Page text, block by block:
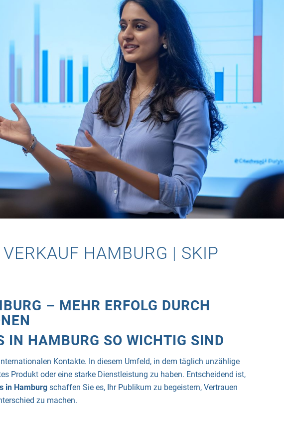
HAMBURG | SKIP
– MEHR ERFOLG DURCH
IN HAMBURG SO WICHTIG SIND
Kontakte. In diesem Umfeld, in dem täglich unzählige
Produkt oder eine starke Dienstleistung zu haben. Entscheidend ist,
in Hamburg schaffen Sie es, Ihr Publikum zu begeistern, Vertrauen
zu machen.